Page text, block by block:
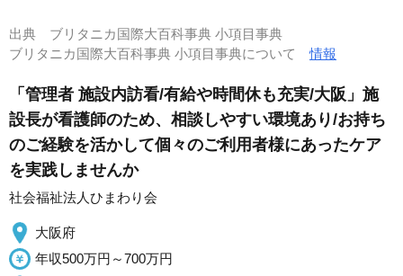
出典 ブリタニカ国際大百科事典 小項目事典
ブリタニカ国際大百科事典 小項目事典について情報
「管理者 施設内訪看/有給や時間休も充実/大阪」施
設長が看護師のため、相談しやすい環境あり/お持ち
のご経験を活かして個々のご利用者様にあったケア
を実践しませんか
社会福祉法人ひまわり会
大阪府
年収500万円～700万円